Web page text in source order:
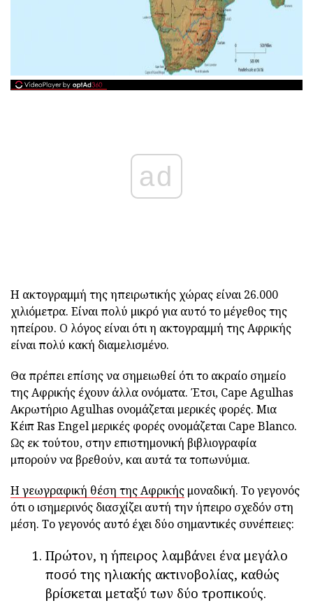
ad
Η ακτογραμμή της ηπειρωτικής χώρας είναι 26.000
χιλιόμετρα. Είναι πολύ μικρό για αυτό το μέγεθος της
ηπείρου. Ο λόγος είναι ότι η ακτογραμμή της Αφρικής
είναι πολύ κακή διαμελισμένο.
Θα πρέπει επίσης να σημειωθεί ότι το ακραίο σημείο
της Αφρικής έχουν άλλα ονόματα. Έτσι, Cape Agulhas
Ακρωτήριο Agulhas ονομάζεται μερικές φορές. Μια
Κέιπ Ras Engel μερικές φορές ονομάζεται Cape Blanco.
Ως εκ τούτου, στην επιστημονική βιβλιογραφία
μπορούν να βρεθούν, και αυτά τα τοπωνύμια.
Η γεωγραφική θέση της Αφρικής μοναδική. Το γεγονός
ότι ο ισημερινός διασχίζει αυτή την ήπειρο σχεδόν στη
μέση. Το γεγονός αυτό έχει δύο σημαντικές συνέπειες:
Πρώτον, η ήπειρος λαμβάνει ένα μεγάλο
ποσό της ηλιακής ακτινοβολίας, καθώς
βρίσκεται μεταξύ των δύο τροπικούς.